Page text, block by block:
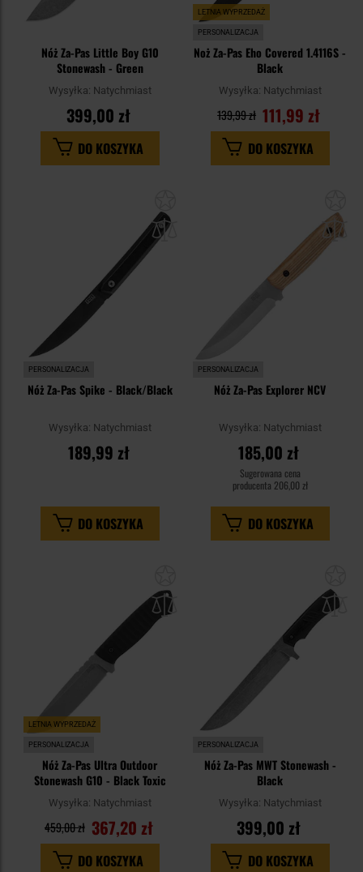
Nóż Za-Pas Little Boy G10
Stonewash - Green
Wysyłka: Natychmiast
399,00 zł
DO KOSZYKA
LETNIA WYPRZEDAŻ
PERSONALIZACJA
Noż Za-Pas Eho Covered 1.4116S -
Black
Wysyłka: Natychmiast
111,99 zł
139,99 zł
DO KOSZYKA
PERSONALIZACJA
Nóż Za-Pas Spike - Black/Black
Wysyłka: Natychmiast
189,99 zł
DO KOSZYKA
PERSONALIZACJA
Nóż Za-Pas Explorer NCV
Wysyłka: Natychmiast
185,00 zł
Sugerowana cena
producenta 206,00 zł
DO KOSZYKA
LETNIA WYPRZEDAŻ
PERSONALIZACJA
Nóż Za-Pas Ultra Outdoor
Stonewash G10 - Black Toxic
Wysyłka: Natychmiast
367,20 zł
459,00 zł
DO KOSZYKA
PERSONALIZACJA
Nóż Za-Pas MWT Stonewash -
Black
Wysyłka: Natychmiast
399,00 zł
DO KOSZYKA